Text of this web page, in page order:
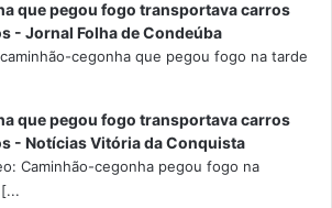
que pegou fogo transportava carros
- Jornal Folha de Condeúba
cegonha que pegou fogo na tarde
que pegou fogo transportava carros
- Notícias Vitória da Conquista
Caminhão-cegonha pegou fogo na